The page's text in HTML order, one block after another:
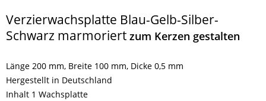
Verzierwachsplatte Blau-Gelb-Silber-
Schwarz marmoriert zum Kerzen gestalten
Länge 200 mm, Breite 100 mm, Dicke 0,5 mm
Hergestellt in Deutschland
Inhalt 1 Wachsplatte